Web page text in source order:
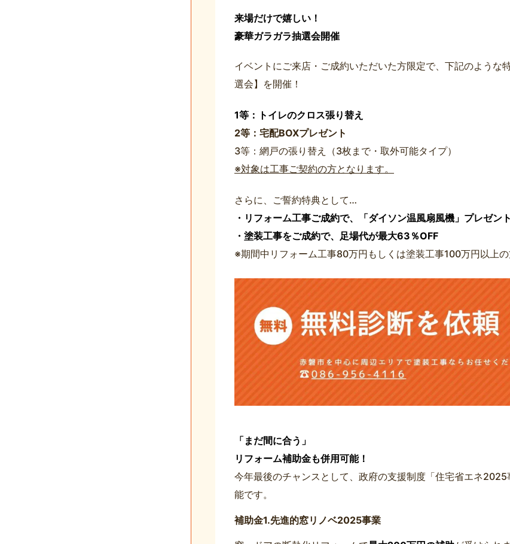
来場だけで嬉しい！
豪華ガラガラ抽選会開催
イベントにご来店・ご成約いただいた方限定で、下記のような
選会】を開催！
1等：トイレのクロス張り替え
2等：宅配BOXプレゼント
3等：網戸の張り替え（3枚まで・取外可能タイプ）
※対象は工事ご契約の方となります。
さらに、ご誓約特典として…
・リフォーム工事ご成約で、「ダイソン温風扇風機」プレゼン
・塗装工事をご成約で、足場代が最大63％OFF
※期間中リフォーム工事80万円もしくは塗装工事100万円以上の
「まだ間に合う」
リフォーム補助金も併用可能！
今年最後のチャンスとして、政府の支援制度「住宅省エネ
能です。
補助金1.先進的窓リノベ2025事業